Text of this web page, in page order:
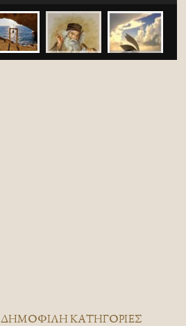
ΔΗΜΟΦΙΛΗ ΚΑΤΗΓΟΡΙΕΣ